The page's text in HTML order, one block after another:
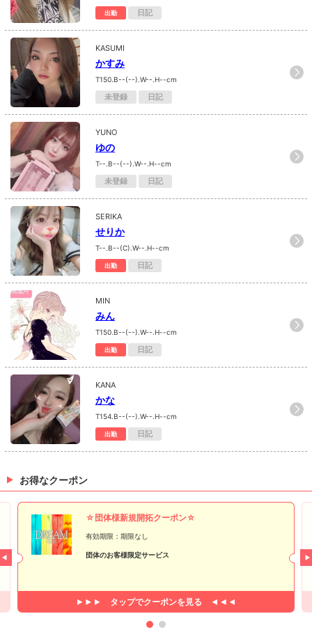
出勤 日記
KASUMI
かすみ
T150.B--(--).W--.H--cm
未登録 日記
YUNO
ゆの
T--.B--(--).W--.H--cm
未登録 日記
SERIKA
せりか
T--.B--(C).W--.H--cm
出勤 日記
MIN
みん
T150.B--(--).W--.H--cm
出勤 日記
KANA
かな
T154.B--(--).W--.H--cm
出勤 日記
お得なクーポン
☆団体様新規開拓クーポン☆
有効期限：期限なし
団体のお客様限定サービス
タップでクーポンを見る